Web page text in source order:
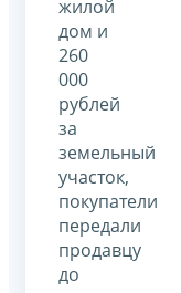
жилой
дом и
260
000
рублей
за
земельный
участок,
покупатели
передали
продавцу
до